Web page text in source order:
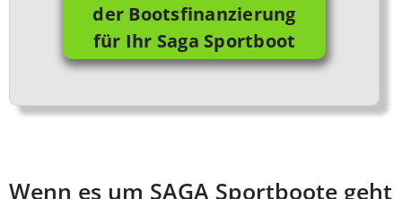
der Bootsfinanzierung
für Ihr Saga Sportboot
Wenn es um SAGA Sportboote geht